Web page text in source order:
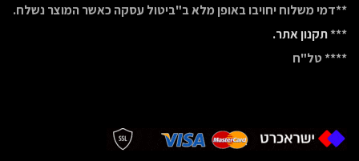
**דמי משלוח יחויבו באופן מלא ב"ביטול עסקה כאשר המוצר נשלח.
***תקנון אתר.
**** טל"ח